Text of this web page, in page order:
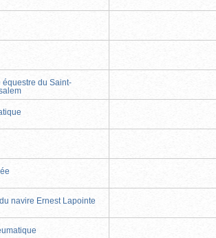
équestre du Saint-
navire Ernest Lapointe